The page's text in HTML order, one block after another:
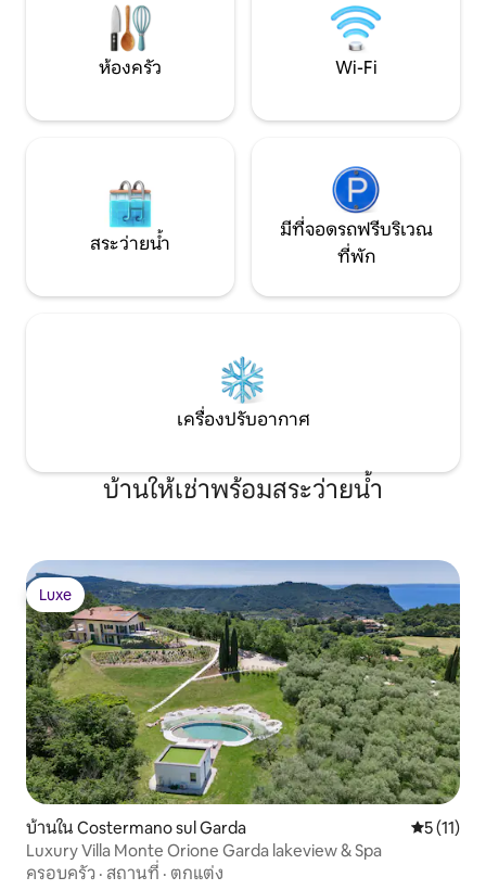
ปกติและได้รับอนุญาต) ลอฟท์ "Vittorio"
ประกอบด้วยห้องนั่งเล่นขนาดใหญ่ 3 ห้อง
นอน 2 ห้องน้ำที่สมบูรณ์และธนาคารส่วน
ตัวที่สวยงาม ห้องพักรับประกันความ
ขวาง ห้องแรกมีเตียงคู่ขนาดใหญ่มากและ
ใหญ่ได้อีกด้วย คุณจะได้พบกับห้องน้ำที่
สวยงามและกว้างขวางพร้อมฝักบัวอาบน้ำ
ขนาดใหญ่เพื่อความผ่อนคลายสูงสุด ห้อง
นั่งเล่นเป็นห้องที่สว่างที่สุดพร้อมเตียง
สามารถเข้าถึงระเบียงส่วนตัวบนคลอง ทั้ง
ต้องการมันสามารถกลายเป็นสีเข้ม เป็น
แฟลตชั้นล่าง คุณสามารถไปได้ง่ายด้วย
สัมภาระของคุณจากธนาคารส่วนตัวหรือ
จากประตูบนถนน (" calle ") ไม่มีกุญแจ!
ชั่วโมงก่อนเดินทางมาถึง) เพื่อให้ทุกคน
สามารถเข้าได้อย่างง่ายดาย คุณสามารถ
ร์ทโฟนที่มีไกด์ดิจิตอลของเวนิสพร้อมการ
โทรและอินเทอร์เน็ตไม่จำกัดแม้จะอยู่นอก
บ้าน ติดต่อเราได้ตลอดเวลาเพื่อขอข้อมูล
ตั๋วและอื่นๆอีกมากมาย เราดีกว่าเจ้าหน้าที่
อำนวยความสะดวก Castello เป็นพื้นที่ที่มี
ชีวิตชีวาที่สุดในเวนิสเป็นที่นิยมของชาวพื้น
เมือง ที่พักอยู่ห่างจากป้าย Ospedale โดย
ใช้เวลาเดิน 2 นาทีและมีร้านเบเกอรี่ร้านขาย
ยาร้านอาหารบาร์และร้านเหล้าท้องถิ่นอยู่
ในระยะ 500 เมตร Rialto และ St Mark's
Square อยู่ห่างไป 5 นาที คุณสามารถไปถึงอ
พาร์ทเมนท์: - โดยรถแท็กซี่น้ำ (มาถึง
โดยตรงในห้องนั่งเล่น) - ระบบขนส่ง
สาธารณะ (ป้ายรถเมล์น้ำห่างออกไป 400
เมตรไม่มีสะพาน) มันเป็นแฟลตชั้นล่างคุณ
สามารถเข้าถึงได้อย่างง่ายดายโดยการเดิน
ท่ามกลางธรรมชา
และไวน์ และการท่
ห้องครัว Wi-Fi
สระว่ายน้ำ
มีที่จอดรถฟรีบริเวณ
ที่พัก
เครื่องปรับอากาศ
บ้านให้เช่าพร้อมสระว่ายน้ำ
Luxe
Luxe
บ้านใน Costermano sul Garda คะแนนเฉ
5 (11)
Luxury Villa Monte Orione Garda lakeview & Spa
ครอบครัว · สถานที่ · ตกแต่ง